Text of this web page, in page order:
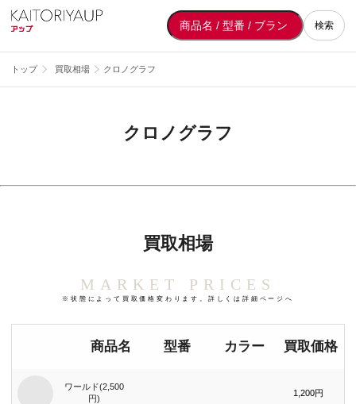
検索
トップ 買取相場 クロノグラフ
クロノグラフ
買取相場
MARKET PRICES
※状態によって買取価格変わります。詳しくは詳細ページへ
商品名 型番 カラー 買取価格
ワールド(2,500
円)
1,200円